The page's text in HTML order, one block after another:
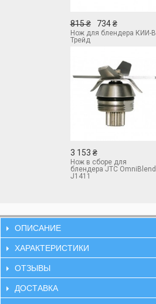
815 ₴ 734 ₴
Нож для блендера КИЙ-В
Трейд
3 153 ₴
Нож в сборе для
блендера JTC OmniBlend
J1411
ОПИСАНИЕ
ХАРАКТЕРИСТИКИ
ОТЗЫВЫ
ДОСТАВКА